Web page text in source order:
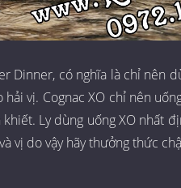
Dinner, có nghĩa là chỉ nên
vị. Cognac XO chỉ nên
Ly dùng uống XO nhất
vị do vậy hãy thưởng thức